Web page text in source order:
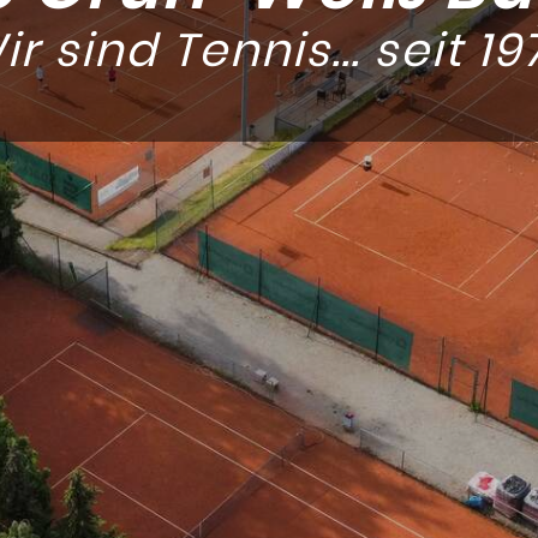
sind Tennis... seit